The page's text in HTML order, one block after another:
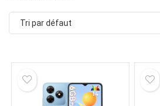
Tri par défaut